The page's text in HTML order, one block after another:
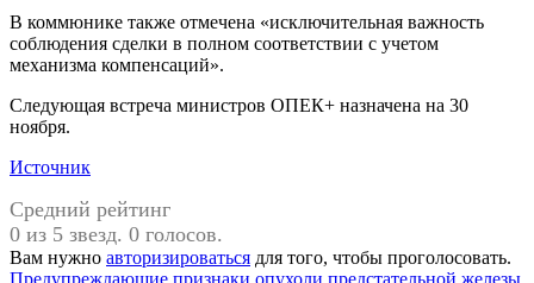
В коммюнике также отмечена «исключительная важность
соблюдения сделки в полном соответствии с учетом
механизма компенсаций».
Следующая встреча министров ОПЕК+ назначена на 30
ноября.
Источник
Средний рейтинг
0 из 5 звезд. 0 голосов.
Вам нужно авторизироваться для того, чтобы проголосовать.
Предыдущая